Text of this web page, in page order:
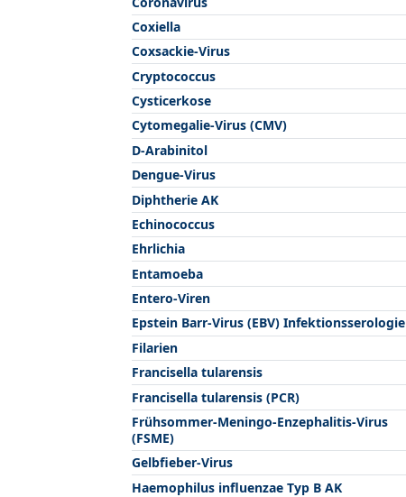
Coxiella
Coxsackie-Virus
Cryptococcus
Cysticerkose
Cytomegalie-Virus (CMV)
D-Arabinitol
Dengue-Virus
Diphtherie AK
Echinococcus
Ehrlichia
Entamoeba
Entero-Viren
Epstein Barr-Virus (EBV) Infektionsserologie
Filarien
Francisella tularensis
Francisella tularensis (PCR)
Frühsommer-Meningo-Enzephalitis-Virus
(FSME)
Gelbfieber-Virus
Haemophilus influenzae Typ B AK